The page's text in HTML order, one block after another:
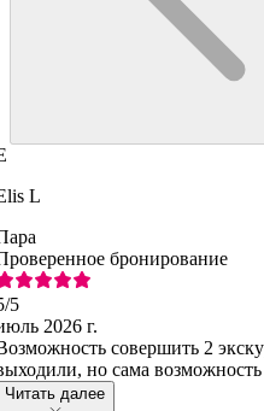
L
бронирование
/5
2026 г.
совершить 2
но сама
Читать далее